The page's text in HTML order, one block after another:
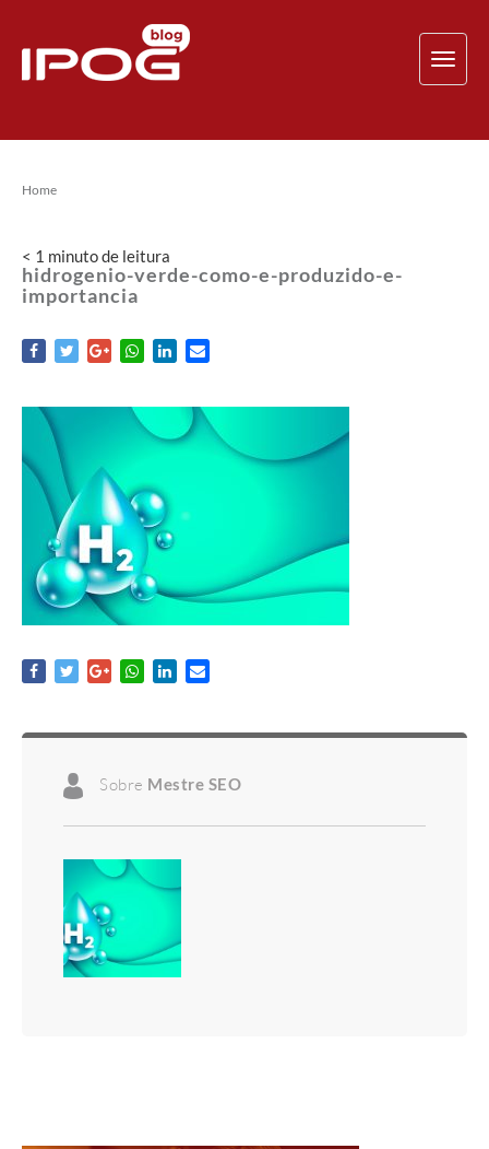
Home
< 1 minutode leitura
hidrogenio-verde-como-e-produzido-e-
importancia
Sobre Mestre SEO